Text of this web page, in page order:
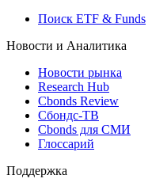
Поиск ETF & Funds
Новости и Аналитика
Новости рынка
Research Hub
Cbonds Review
Сбондс-ТВ
Cbonds для СМИ
Глоссарий
Поддержка